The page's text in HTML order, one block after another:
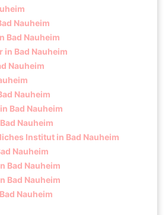
Nauheim
Bad Nauheim
Bad Nauheim
Nauheim
Nauheim
Bad Nauheim
Nauheim
Institut in Bad Nauheim
Nauheim
Bad Nauheim
Bad Nauheim
Nauheim